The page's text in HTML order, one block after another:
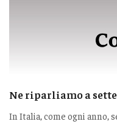
Ne riparliamo a
In Italia, come ogni anno,